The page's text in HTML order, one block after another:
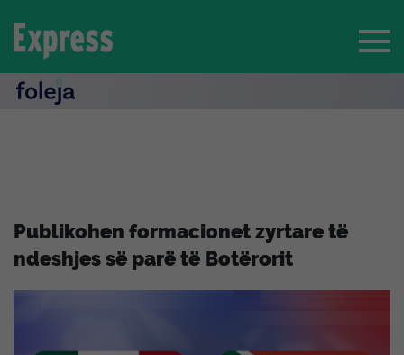
Publikohen formacionet zyrtare të
ndeshjes së parë të Botërorit